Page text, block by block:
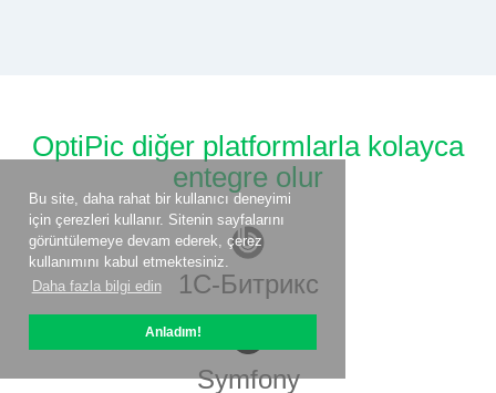
Bu site, daha rahat bir kullanıcı deneyimi
için çerezleri kullanır. Sitenin sayfalarını
görüntülemeye devam ederek, çerez
kullanımını kabul etmektesiniz.
Daha fazla bilgi edin
Anladım!
OptiPic diğer platformlarla kolayca
entegre olur
1С-Битрикс
Symfony